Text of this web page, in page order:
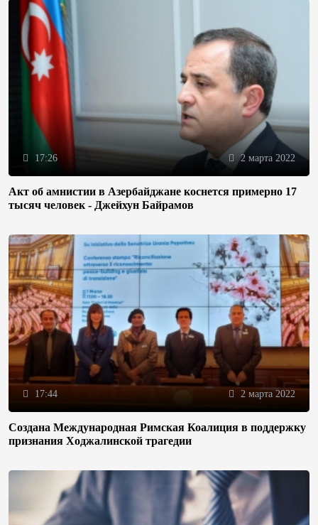
17:26 2 марта 2022
Акт об амнистии в Азербайджане коснется примерно 17
тысяч человек - Джейхун Байрамов
17:44 2 марта 2022
Создана Международная Римская Коалиция в поддержку
признания Ходжалинской трагедии